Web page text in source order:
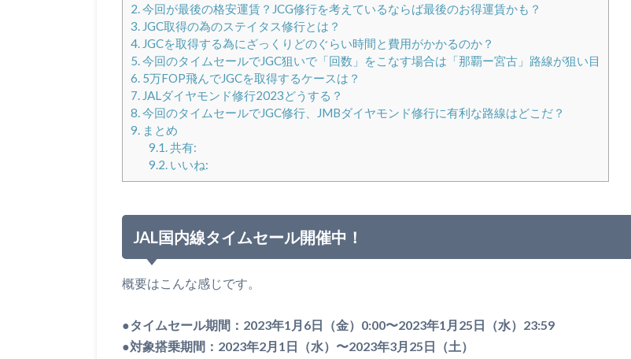
2.今回が最後の格安運賃？JCG修行を考えているならば最後のお得運賃かも？
3. JGC取得の為のステイタス修行とは？
4. JGCを取得する為にざっくりどのぐらい時間と費用がかかるのか？
5.今回のタイムセールでJGC狙いで「回数」をこなす場合は「那覇ー宮古」路線が狙い目
6. 5万FOP飛んでJGCを取得するケースは？
7. JALダイヤモンド修行2023どうする？
8.今回のタイムセールでJGC修行、JMBダイヤモンド修行に有利な路線はどこだ？
9. まとめ
9.1.共有:
9.2.いいね:
JAL国内線タイムセール開催中！
概要はこんな感じです。
●タイムセール期間：2023年1月6日（金）0:00〜2023年1月25日（水）23:59
●対象搭乗期間：2023年2月1日（水）〜2023年3月25日（土）